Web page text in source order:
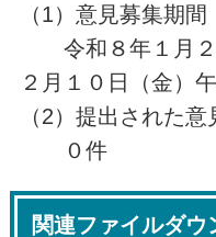
（1）意見募集期間
令和８年１月２
２月１０日（金）
（2）提出された意
０件
関連ファイルダウ